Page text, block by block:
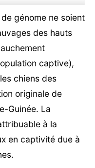
génome ne soient
des hauts
captive),
chiens des
originale de
Guinée. La
à la
en captivité due à